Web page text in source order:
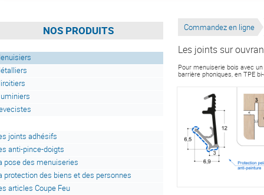
NOS PRODUITS
joints adhésifs
anti-pince-doigts
pose des menuiseries
protection des biens et des personnes
articles Coupe Feu
Commandez en ligne
Les joints sur
Pour menuiserie bois avec
barrière phoniques, en TPE